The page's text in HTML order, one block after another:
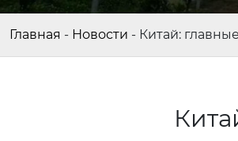
Главная - Новости - Китай: